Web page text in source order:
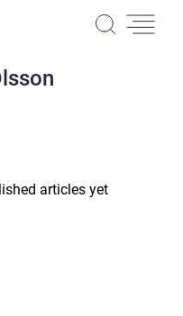
articles yet